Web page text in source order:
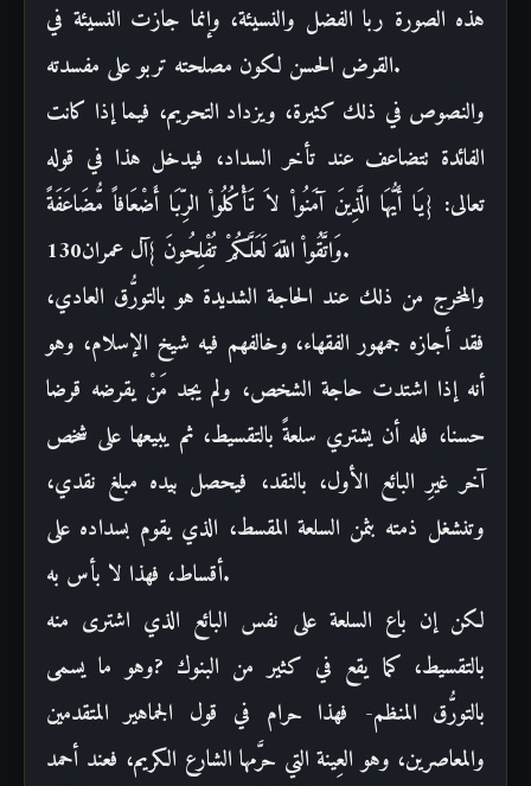
هذه الصورة ربا الفضل والنسيئة، وإنما جازت النسيئة في
القرض الحسن لكون مصلحته تربو على مفسدته
.
والنصوص في ذلك كثيرة، ويزداد التحريم، فيما إذا كانت
الفائدة تتضاعف عند تأخر السداد، فيدخل هذا في قوله
تعالى: {يَا أَيُّهَا الَّذِينَ آمَنُواْ لاَ تَأْكُلُواْ الرِّبَا أَضْعَافاً مُّضَاعَفَةً
وَاتَّقُواْ اللّهَ لَعَلَّكُمْ تُفْلِحُونَ }آل عمران130
.
والمخرج من ذلك عند الحاجة الشديدة هو بالتورُّق العادي،
فقد أجازه جمهور الفقهاء، وخالفهم فيه شيخ الإسلام، وهو
أنه إذا اشتدت حاجة الشخص، ولم يجد مَنْ يقرضه قرضا
حسنا، فله أن يشتري سلعةً بالتقسيط، ثم يبيعها على شخص
آخر غيرِ البائع الأول، بالنقد، فيحصل بيده مبلغ نقدي،
وتنشغل ذمته بثمن السلعة المقسط، الذي يقوم بسداده على
أقساط، فهذا لا بأس به.
لكن إن باع السلعة على نفس البائع الذي اشترى منه
بالتقسيط، كما يقع في كثير من البنوك ?وهو ما يسمى
بالتورُّق المنظم- فهذا حرام في قول الجماهير المتقدمين
والمعاصرين، وهو العِينة التي حرَّمها الشارع الكريم، فعند أحمد